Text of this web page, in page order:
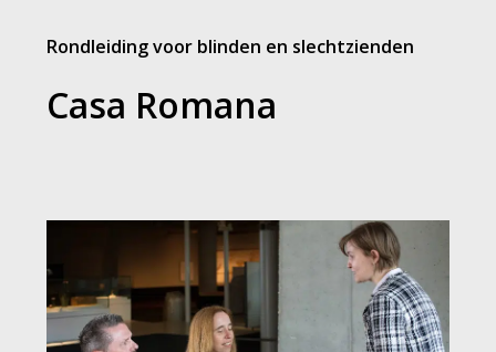
Rondleiding voor blinden en slechtzienden
Casa Romana